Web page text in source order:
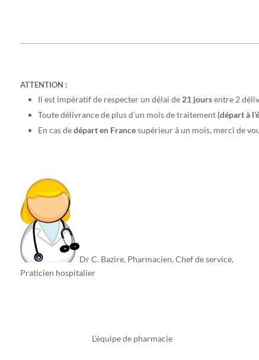
ATTENTION :
Il est impératif de respecter un délai de 21 joursentre 2
Toute délivrance de plus d’un mois de traitement(départ à
En cas dedépart en Francesupérieur à un mois, merci de
Dr C. Bazire, Pharmacien, Chef de service,
Praticien hospitalier
L’équipe de pharmacie